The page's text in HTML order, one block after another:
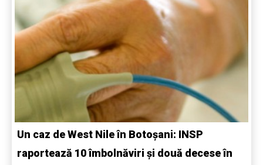
Un caz de West Nile în Botoșani: INSP
raportează 10 îmbolnăviri și două decese în